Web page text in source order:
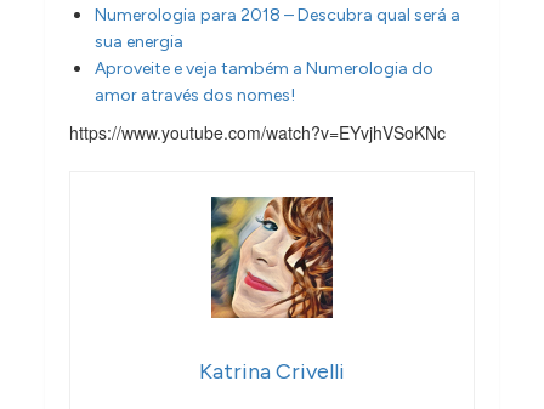
Numerologia para 2018 – Descubra qual será a
sua energia
Aproveite e veja também a Numerologia do
amor através dos nomes!
https://www.youtube.com/watch?v=EYvjhVSoKNc
Katrina Crivelli